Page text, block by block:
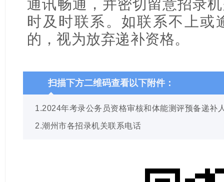
通讯畅通，并密切留意招录
时及时联系。如联系不上或
的，视为放弃递补资格。
扫描下方二维码查看以下附件：
1.2024年考录公务员资格审核和体能测评预备递补
2.潮州市各招录机关联系电话